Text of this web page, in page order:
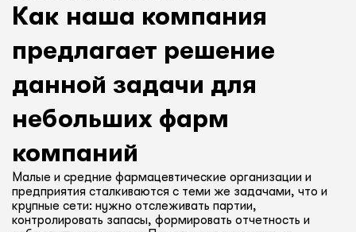
Как наша компания
предлагает решение
данной задачи для
небольших фарм
компаний
Малые и средние фармацевтические организации и
предприятия сталкиваются с теми же задачами, что и
крупные сети: нужно отслеживать партии,
контролировать запасы, формировать отчетность и